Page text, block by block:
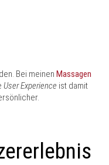
Bei meinen Massagen
User Experience ist damit